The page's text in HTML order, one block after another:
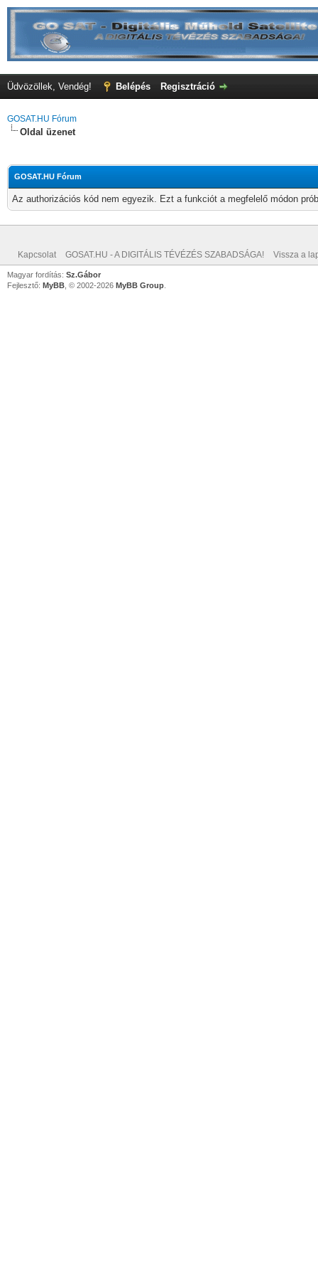
Üdvözöllek, Vendég! Belépés Regisztráció
GOSAT.HU Fórum
Oldal üzenet
GOSAT.HU Fórum
Az authorizációs kód nem egyezik. Ezt a funkciót a megfelelő módon
Kapcsolat GOSAT.HU - A DIGITÁLIS TÉVÉZÉS SZABADSÁGA! Vissza a
Magyar fordítás: Sz.Gábor
Fejlesztő: MyBB , © 2002-2026 MyBB Group